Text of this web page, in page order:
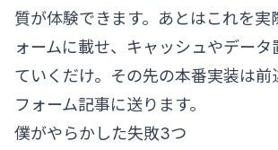
質が体験できます。あとはこれを実
ォームに載せ、キャッシュやデー
ていくだけ。その先の本番実装は前
フォーム記事に送ります。
僕がやらかした失敗3つ